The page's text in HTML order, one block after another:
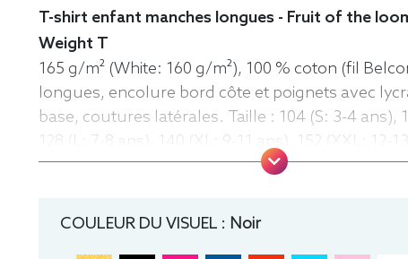
T-shirt enfant manches longues - Fruit of the
Weight T
165 g/m² (White: 160 g/m²), 100 % coton (fil
longues, encolure bord côte et poignets avec
base, coutures latérales. Taille : 104 (S: 3-4 ans),
128 (L: 7-8 ans), 140 (XL: 9-11 ans), 152 (XXL: 12-
14-15 ans) Tee-shirt, Léger, manche longue, Fruit
COULEUR DU VISUEL : Noir